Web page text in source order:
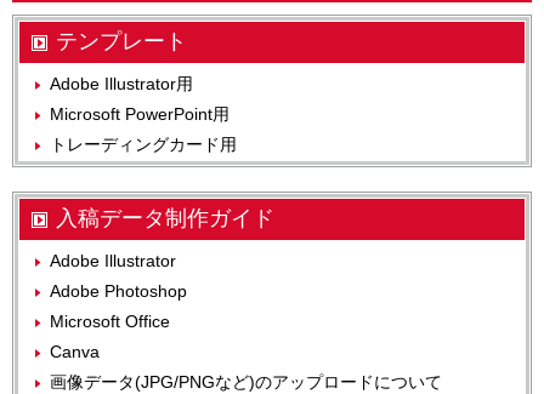
テンプレート
Adobe Illustrator用
Microsoft PowerPoint用
トレーディングカード用
入稿データ制作ガイド
Adobe Illustrator
Adobe Photoshop
Microsoft Office
Canva
画像データ(JPG/PNGなど)のアップロードについて